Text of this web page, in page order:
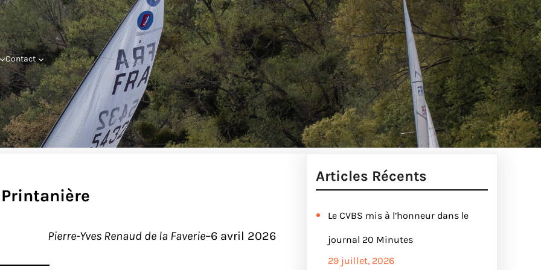
Contact
Pierre-Yves Renaud de la Faverie–6 avril 2026
Articles Récents
Le CVBS mis à l’honneur dans le
journal 20 Minutes
29 juillet, 2026